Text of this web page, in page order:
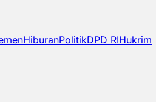
HiburanPolitikDPD RIHukrim